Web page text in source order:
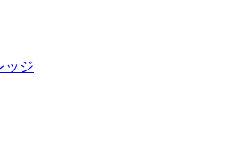
ッジ